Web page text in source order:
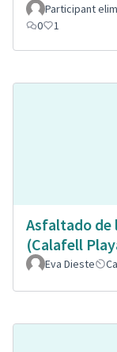
Participant
0
1
Asfaltado de
(Calafell
Eva Dieste